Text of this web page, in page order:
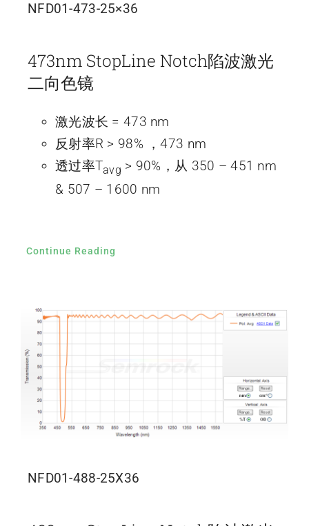
NFD01-473-25×36
473nm StopLine Notch陷波激光
二向色镜
激光波长 = 473 nm
反射率R > 98% ，473 nm
透过率Tavg > 90%，从 350 – 451 nm
& 507 – 1600 nm
Continue Reading
NFD01-488-25X36